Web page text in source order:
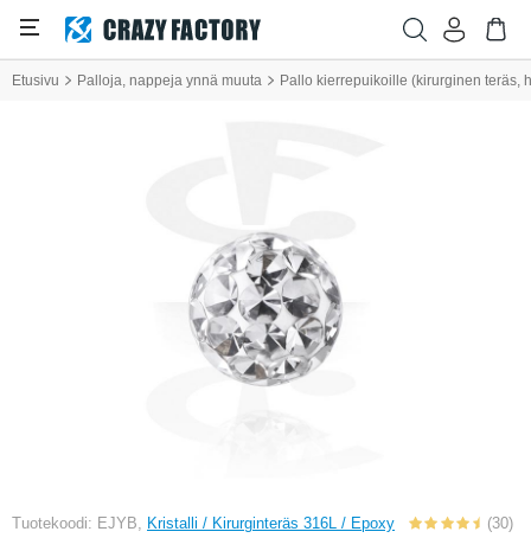
Etusivu Palloja, nappeja ynnä muuta Pallo kierrepuikoille (kirurginen teräs,
Tuotekoodi: EJYB, Kristalli / Kirurginteräs 316L / Epoxy (30)